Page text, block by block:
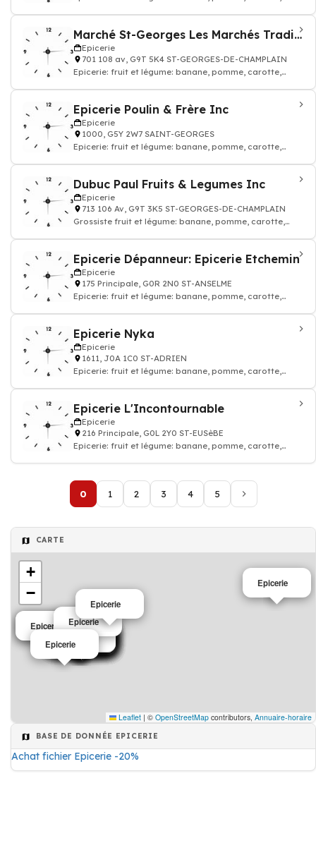
Marché St-Georges Les Marchés Tradition
Epicerie
701 108 av, G9T 5K4 ST-GEORGES-DE-CHAMPLAIN
Epicerie: fruit et légume: banane, pomme, carotte,
Epicerie Poulin & Frère Inc
Epicerie
1000, G5Y 2W7 SAINT-GEORGES
Epicerie: fruit et légume: banane, pomme, carotte,
Dubuc Paul Fruits & Legumes Inc
Epicerie
713 106 Av, G9T 3K5 ST-GEORGES-DE-CHAMPLAIN
Grossiste fruit et légume: banane, pomme, carotte,
Epicerie Dépanneur: Epicerie Etchemin
Epicerie
175 Principale, G0R 2N0 ST-ANSELME
Epicerie: fruit et légume: banane, pomme, carotte,
Epicerie Nyka
Epicerie
1611, J0A 1C0 ST-ADRIEN
Epicerie: fruit et légume: banane, pomme, carotte,
Epicerie L'Incontournable
Epicerie
216 Principale, G0L 2Y0 ST-EUSèBE
Epicerie: fruit et légume: banane, pomme, carotte,
0 1 2 3 4 5
CARTE
Epicerie
Epicerie
Epicerie
Epicerie
Epicerie
Epicerie
Epicerie
+
−
Leaflet | © OpenStreetMap contributors, Annuaire-horaire
BASE DE DONNÉE EPICERIE
Achat fichier Epicerie -20%